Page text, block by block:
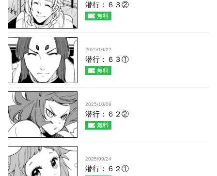
潜行：６３②
無料
2025/10/22
潜行：６３①
無料
2025/10/08
潜行：６２②
無料
2025/09/24
潜行：６２①